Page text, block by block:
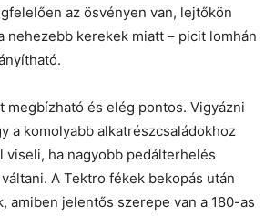
az ösvényen van, lejtőkön
nehezebb kerekek miatt – picit lomhán
megbízható és elég pontos. Vigyázni
a komolyabb alkatrészcsaládokhoz
viseli, ha nagyobb pedálterhelés
A Tektro fékek bekopás után
amiben jelentős szerepe van a 180-as